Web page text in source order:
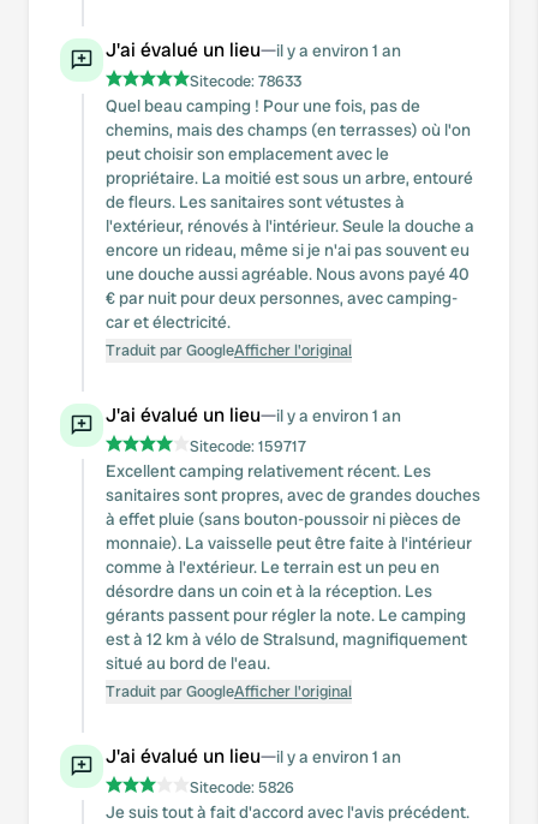
J'ai évalué un lieu—il y a environ 1 an
Sitecode:78633
Quel beau camping ! Pour une fois, pas de
chemins, mais des champs (en terrasses) où l'on
peut choisir son emplacement avec le
propriétaire. La moitié est sous un arbre, entouré
de fleurs. Les sanitaires sont vétustes à
l'extérieur, rénovés à l'intérieur. Seule la douche a
encore un rideau, même si je n'ai pas souvent eu
une douche aussi agréable. Nous avons payé 40
€ par nuit pour deux personnes, avec camping-
car et électricité.
Traduit par GoogleAfficher l'original
J'ai évalué un lieu—il y a environ 1 an
Sitecode:159717
Excellent camping relativement récent. Les
sanitaires sont propres, avec de grandes douches
à effet pluie (sans bouton-poussoir ni pièces de
monnaie). La vaisselle peut être faite à l'intérieur
comme à l'extérieur. Le terrain est un peu en
désordre dans un coin et à la réception. Les
gérants passent pour régler la note. Le camping
est à 12 km à vélo de Stralsund, magnifiquement
situé au bord de l'eau.
Traduit par GoogleAfficher l'original
J'ai évalué un lieu—il y a environ 1 an
Sitecode:5826
Je suis tout à fait d'accord avec l'avis précédent.